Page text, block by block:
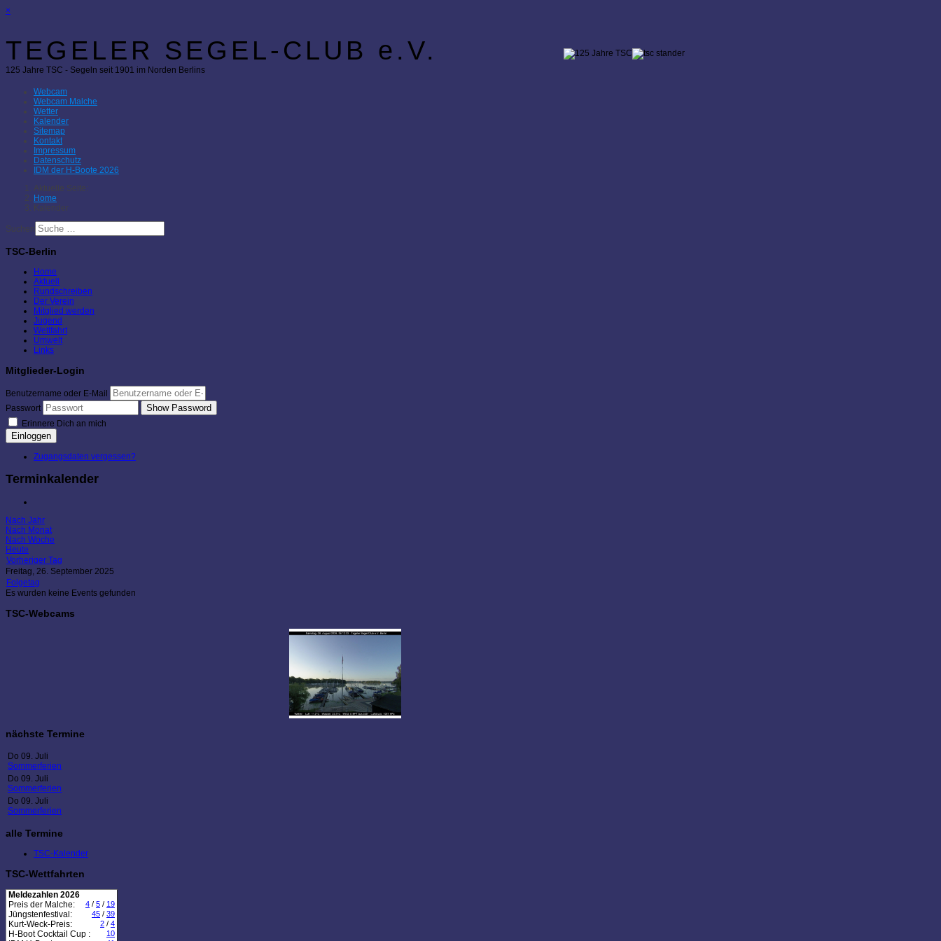
×
TEGELER SEGEL-CLUB e.V.
125 Jahre TSC - Segeln seit 1901 im Norden Berlins
Webcam
Webcam Malche
Wetter
Kalender
Sitemap
Kontakt
Impressum
Datenschutz
IDM der H-Boote 2026
Aktuelle Seite:
Home
Kalender
Suchen
TSC-Berlin
Home
Aktuell
Rundschreiben
Der Verein
Mitglied werden
Jugend
Wettfahrt
Umwelt
Links
Mitglieder-Login
Benutzername oder E-Mail
Passwort
Show Password
Erinnere Dich an mich
Einloggen
Zugangsdaten vergessen?
Terminkalender
Nach Jahr
Nach Monat
Nach Woche
Heute
Vorheriger Tag
Freitag, 26. September 2025
Folgetag
Es wurden keine Events gefunden
TSC-Webcams
nächste Termine
Do 09. Juli
Sommerferien
Do 09. Juli
Sommerferien
Do 09. Juli
Sommerferien
alle Termine
TSC-Kalender
TSC-Wettfahrten
Meldezahlen 2026
Preis der Malche:
4 / 5 / 19
Jüngstenfestival: 45 / 39
Kurt-Weck-Preis: 2 / 4
H-Boot Cocktail Cup : 10